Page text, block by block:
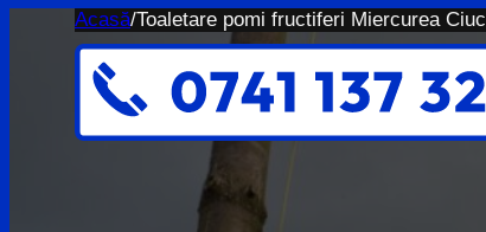
Acasă/Toaletare pomi fructiferi Miercurea Ciuc